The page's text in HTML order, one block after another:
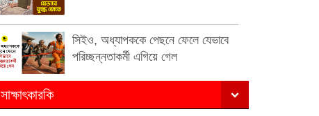
সিইও, অধ্যাপককে পেছনে ফেলে যেভাবে
পরিচ্ছন্নতাকর্মী এগিয়ে গেল
সাক্ষাৎকারকি